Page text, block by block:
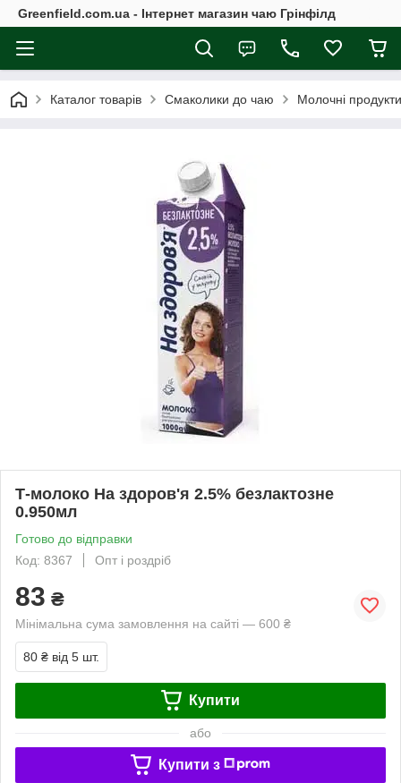
Greenfield.com.ua - Інтернет магазин чаю Грінфілд
Каталог товарів Смаколики до чаю Молочні продукти
Т-молоко На здоров'я 2.5% безлактозне
0.950мл
Готово до відправки
Код: 8367
Опт і роздріб
83 ₴
Мінімальна сума замовлення на сайті — 600 ₴
80 ₴ від 5 шт.
Купити
або
Купити з